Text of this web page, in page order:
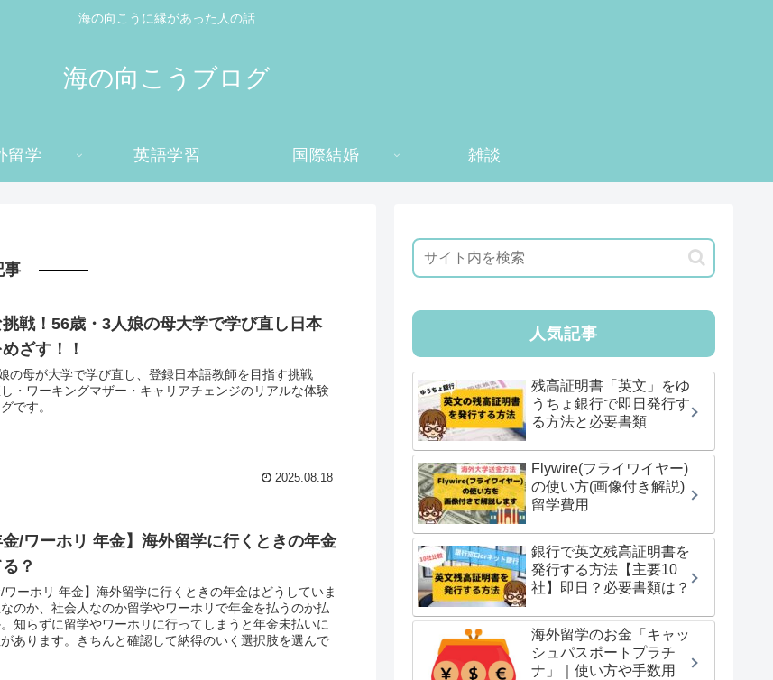
海の向こうに縁があった人の話
海の向こうブログ
留学 英語学習 国際結婚 雑談
事
戦！56歳・3人娘の母大学で学び直し日本
ざす！！
の母が大学で学び直し、登録日本語教師を目指す挑戦
・ワーキングマザー・キャリアチェンジのリアルな体験
です。
2025.08.18
金/ワーホリ 年金】海外留学に行くときの年金
？
/ワーホリ 年金】海外留学に行くときの年金はどうしていま
のか、社会人なのか留学やワーホリで年金を払うのか払
知らずに留学やワーホリに行ってしまうと年金未払いに
あります。きちんと確認して納得のいく選択肢を選んで
人気記事
残高証明書「英文」をゆ
うちょ銀行で即日発行す
る方法と必要書類
Flywire(フライワイヤー)
の使い方(画像付き解説)
留学費用
銀行で英文残高証明書を
発行する方法【主要10
社】即日？必要書類は？
海外留学のお金「キャッ
シュパスポートプラチ
ナ」｜使い方や手数用